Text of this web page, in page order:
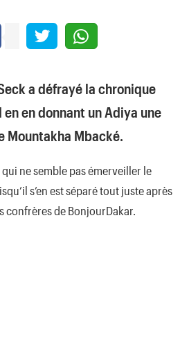
a défrayé la chronique
en donnant un Adiya une
Mountakha Mbacké.
ne semble pas émerveiller le
s’en est séparé tout juste après
confrères de BonjourDakar.